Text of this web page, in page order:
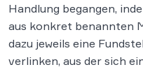
Handlung begangen,
aus konkret benannten
dazu jeweils eine
verlinken, aus der sich